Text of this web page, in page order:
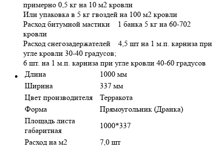
примерно 0,5 кг на 10 м2 кровли
Или упаковка в 5 кг гвоздей на 100 м2 кровли
Расход битумной мастики 1 банка 5 кг на 60-702
кровли
Расход снегозадержателей 4,5 шт на 1 м.п. карниза при
угле кровли 30-40 градусов;
6 шт. на 1 м.п. карниза при угле кровли 40-60 градусов
Длина
1000 мм
Ширина
337 мм
Цвет производителя
Терракота
Форма
Прямоугольник (Дранка)
Площадь листа
габаритная
1000*337
Расход на м2
7,0 шт